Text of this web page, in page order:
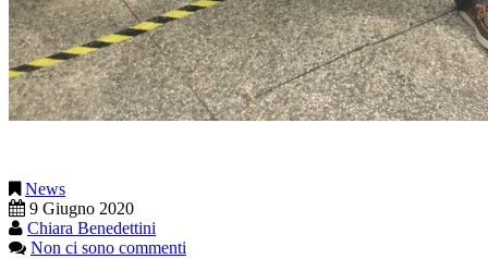
News
9 Giugno 2020
Chiara Benedettini
Non ci sono commenti